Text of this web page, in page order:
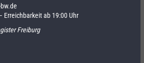
Erreichbarkeit ab 19:00 Uhr
Freiburg